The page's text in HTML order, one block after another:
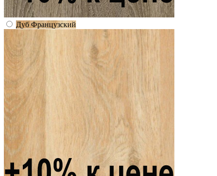
Дуб Французский